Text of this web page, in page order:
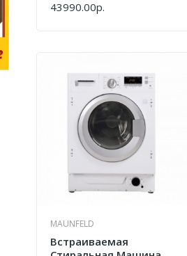
43990.00р.
КУПИТЬ
MAUNFELD
Встраиваемая